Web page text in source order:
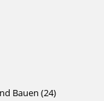
Bauen (24)